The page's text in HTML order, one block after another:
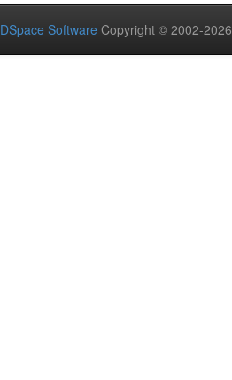
DSpace Software Copyright © 2002-2026